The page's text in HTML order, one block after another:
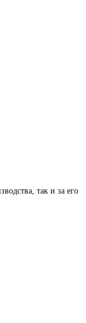
так и за его